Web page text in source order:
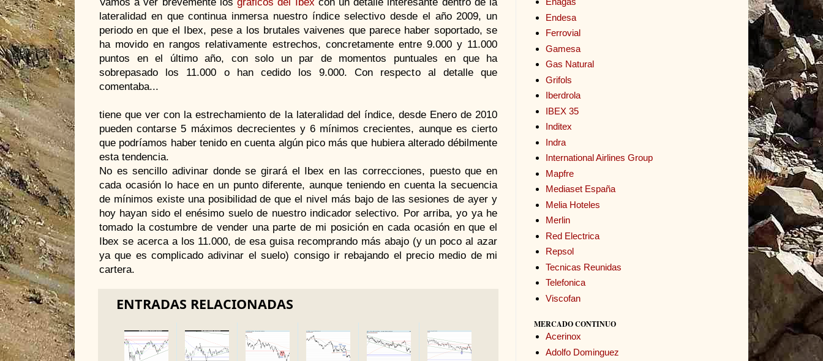
lateralidad en que continua inmersa nuestro índice selectivo desde el año 2009, un
periodo en que el Ibex, pese a los brutales vaivenes que parece haber soportado, se
ha movido en rangos relativamente estrechos, concretamente entre 9.000 y 11.000
puntos en el último año, con solo un par de momentos puntuales en que ha
sobrepasado los 11.000 o han cedido los 9.000. Con respecto al detalle que
comentaba...
tiene que ver con la estrechamiento de la lateralidad del índice, desde Enero de 2010
pueden contarse 5 máximos decrecientes y 6 mínimos crecientes, aunque es cierto
que podríamos haber tenido en cuenta algún pico más que hubiera alterado débilmente
esta tendencia.
No es sencillo adivinar donde se girará el Ibex en las correcciones, puesto que en
cada ocasión lo hace en un punto diferente, aunque teniendo en cuenta la secuencia
de mínimos existe una posibilidad de que el nivel más bajo de las sesiones de ayer y
hoy hayan sido el enésimo suelo de nuestro indicador selectivo. Por arriba, yo ya he
tomado la costumbre de vender una parte de mi posición en cada ocasión en que el
Ibex se acerca a los 11.000, de esa guisa recomprando más abajo (y un poco al azar
ya que es complicado adivinar el suelo) consigo ir rebajando el precio medio de mi
cartera.
ENTRADAS RELACIONADAS
Endesa
Ferrovial
Gamesa
Gas Natural
Grifols
Iberdrola
IBEX 35
Inditex
Indra
International Airlines Group
Mapfre
Mediaset España
Melia Hoteles
Merlin
Red Electrica
Repsol
Tecnicas Reunidas
Telefonica
Viscofan
MERCADO CONTINUO
Acerinox
Adolfo Dominguez